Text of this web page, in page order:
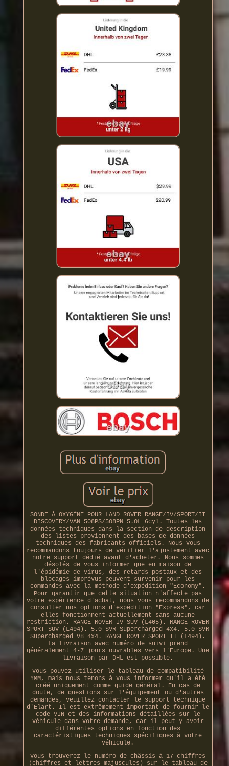
SONDE À OXYGÈNE POUR LAND ROVER RANGE/IV/SPORT/II
DISCOVERY/VAN 508PS/508PN 5.0L 6cyl. Toutes les
données techniques dans la section de description
des listes proviennent des bases de données
techniques des fabricants officiels. Nous vous
recommandons toujours de vérifier l'ajustement avec
notre support dédié avant d'acheter. Nous sommes
désolés de vous informer que en raison de
l'épidémie de virus, des retards postaux et des
blocages imprévus peuvent survenir pour les
commandes avec la méthode d'expédition "Economy".
Pour garantir que cette situation n'affecte pas
votre expérience d'achat, nous vous recommandons de
consulter nos options d'expédition "Express", car
elles fonctionnent actuellement sans aucune
restriction. RANGE ROVER IV SUV (L405). RANGE ROVER
SPORT SUV (L494). 5.0 SVR Supercharged 4x4. 5.0 SVR
Supercharged V8 4x4. RANGE ROVER SPORT II (L494).
La livraison avec numéro de suivi prend
généralement 4-7 jours ouvrables vers l'Europe. Une
livraison par DHL est possible.
Vous pouvez utiliser le tableau de compatibilité
YMM, mais nous tenons à vous informer qu'il a été
créé uniquement comme guide général. En cas de
doute, de questions sur l'équipement ou d'autres
demandes, veuillez contacter le support technique
d'Elart. Il est extrêmement important de fournir le
code VIN et des informations détaillées sur le
véhicule dans votre demande, car il peut y avoir
différentes options en fonction des
caractéristiques techniques spécifiques à votre
véhicule.
Vous trouverez le numéro de châssis à 17 chiffres
(chiffres et lettres majuscules) sur le tableau de